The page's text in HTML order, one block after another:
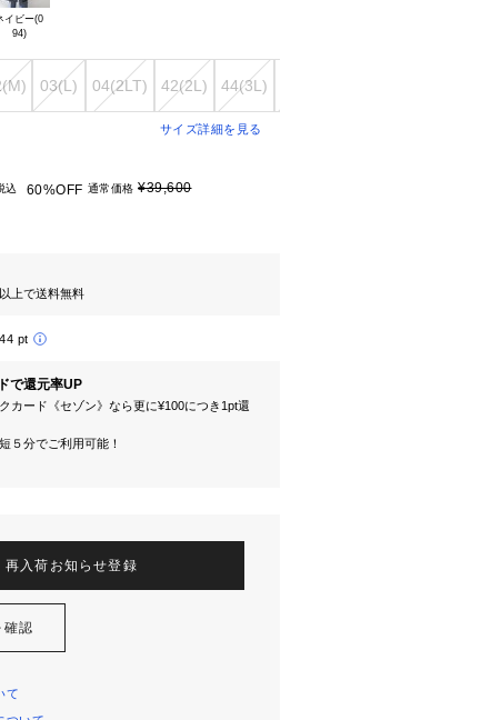
イビー(0
94)
03(L) 04(2LT) 42(2L) 44(3L)
サイズ詳細を見る
込 60%OFF 通常価格 ¥39,600
上で送料無料
pt
で還元率UP
カード《セゾン》なら更に¥100につき1pt還
５分でご利用可能！
再入荷お知らせ登録
確認
て